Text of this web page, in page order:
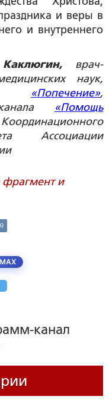
и веры в
и внутреннего
Каклюгин, врач-
наук,
«Попечение»,
канала «Помощь
Ассоциации
фрагмент и
канал